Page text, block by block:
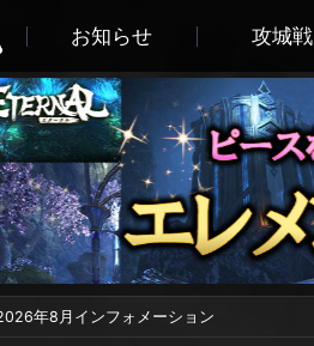
お知らせ 攻城戦
年8月インフォメーション